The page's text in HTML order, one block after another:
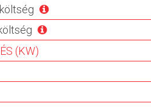
(KW)